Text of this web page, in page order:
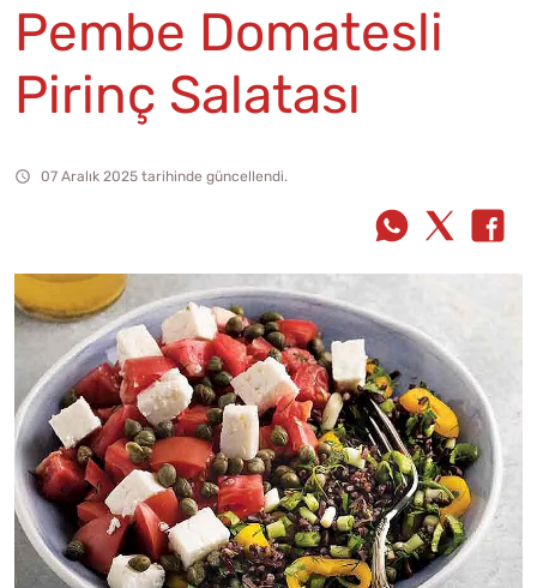
Pembe Domatesli
Pirinç Salatası
07 Aralık 2025 tarihinde güncellendi.